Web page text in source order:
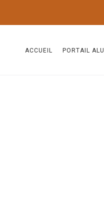
ACCUEIL PORTAIL ALU